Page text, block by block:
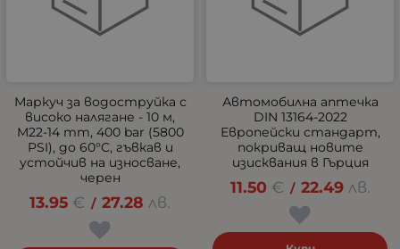
Маркуч за водоструйка с
високо налягане - 10 м,
M22-14 mm, 400 bar (5800
PSI), до 60°C, гъвкав и
устойчив на износване,
черен
13.95 € / 27.28 лв.
Автомобилна аптечка
DIN 13164-2022
Европейски стандарт,
покриващ новите
изисквания в Гърция
11.50 € / 22.49 лв.